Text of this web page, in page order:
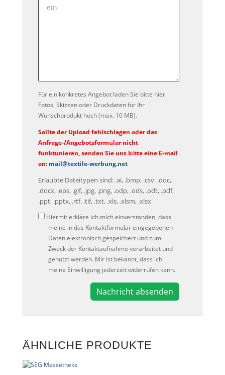
Für ein konkretes Angebot laden Sie bitte hier
Fotos, Skizzen oder Druckdaten für Ihr
Wunschprodukt hoch (max. 10 MB).
Sollte der Upload fehlschlagen oder das
Anfrage-/Angebotsformular nicht
funktunieren, senden Sie uns bitte eine E-mail
an: mail@textile-werbung.net
Erlaubte Dateitypen sind: .ai, .bmp, .csv. .doc,
.docx, .eps, .gif, .jpg, .png, .odp, .ods, .odt, .pdf,
.ppt, .pptx, .rtf, .tif, .txt, .xls, .xlsm, .xlsx
Datenschutz
Hiermit erkläre ich mich einverstanden, dass
meine in das Kontaktformular eingegebenen
Daten elektronisch gespeichert und zum
Zweck der Kontaktaufnahme verarbeitet und
genutzt werden. Mir ist bekannt, dass ich
meine Einwilligung jederzeit widerrufen kann.
l
r
a
ÄHNLICHE PRODUKTE